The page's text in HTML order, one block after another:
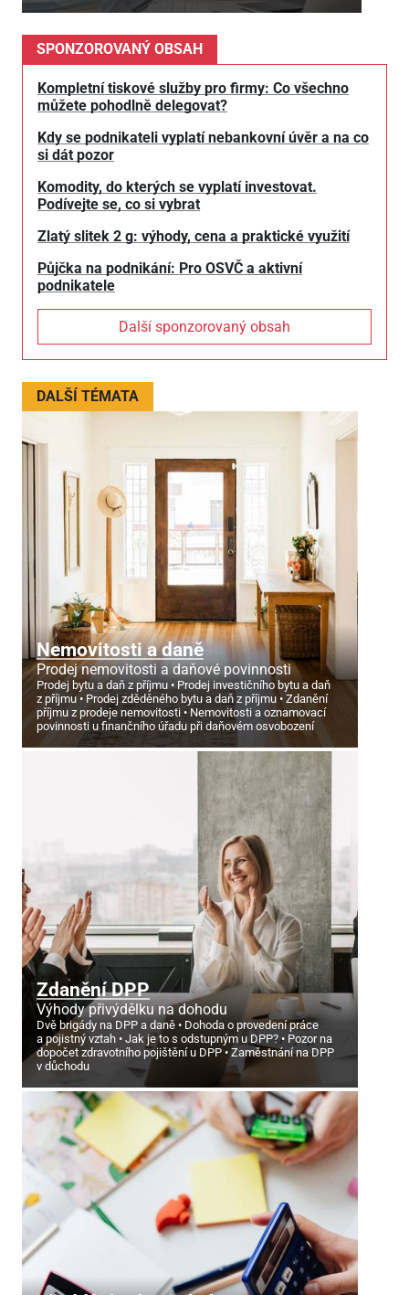
SPONZOROVANÝ OBSAH
Kompletní tiskové služby pro firmy: Co všechno
můžete pohodlně delegovat?
Kdy se podnikateli vyplatí nebankovní úvěr a na co
si dát pozor
Komodity, do kterých se vyplatí investovat.
Podívejte se, co si vybrat
Zlatý slitek 2 g: výhody, cena a praktické využití
Půjčka na podnikání: Pro OSVČ a aktivní
podnikatele
Další sponzorovaný obsah
DALŠÍ TÉMATA
Nemovitosti a daně
Prodej nemovitosti a daňové povinnosti
Prodej bytu a daň z příjmu
Prodej investičního bytu a daň
z příjmu
Prodej zděděného bytu a daň z příjmu
Zdanění
příjmu z prodeje nemovitosti
Nemovitosti a oznamovací
povinnosti u finančního úřadu při daňovém osvobození
Zdanění DPP
Výhody přivýdělku na dohodu
Dvě brigády na DPP a daně
Dohoda o provedení práce
a pojistný vztah
Jak je to s odstupným u DPP?
Pozor na
dopočet zdravotního pojištění u DPP
Zaměstnání na DPP
v důchodu